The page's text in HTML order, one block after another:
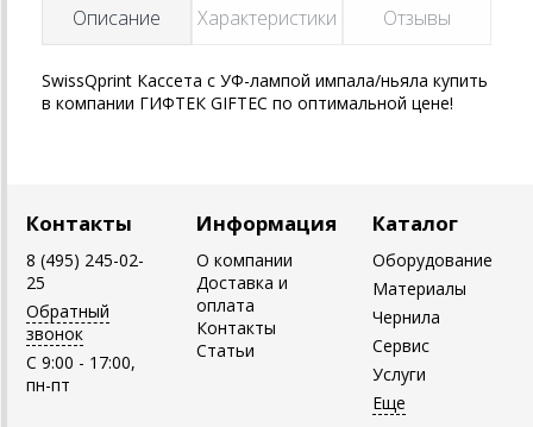
Описание Характеристики Отзывы
SwissQprint Кассета с УФ-лампой импала/ньяла купить
в компании ГИФТЕК GIFTEC по оптимальной цене!
Контакты
8 (495) 245-02-
25
Обратный
звонок
C 9:00 - 17:00,
пн-пт
Информация
О компании
Доставка и
оплата
Контакты
Статьи
Каталог
Оборудование
Материалы
Чернила
Сервис
Услуги